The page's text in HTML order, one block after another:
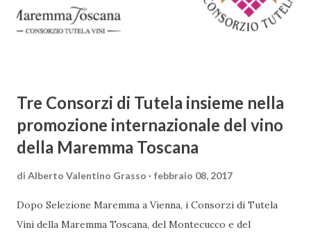
complessità. L'Adone è un poema epico-mitologico in 20
canti, composto da oltre 40.000 versi. Narra la storia
Tre Consorzi di Tutela insieme nella
promozione internazionale del vino
della Maremma Toscana
di Alberto Valentino Grasso febbraio 08, 2017
Dopo Selezione Maremma a Vienna, i Consorzi di Tutela
Vini della Maremma Toscana, del Montecucco e del